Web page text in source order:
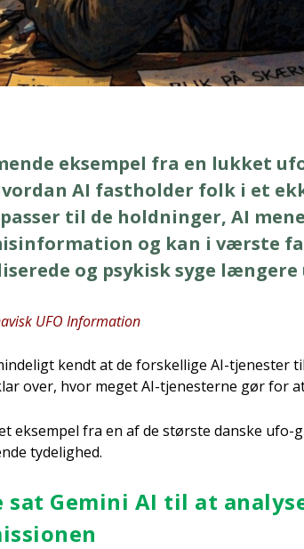
eksem­pel fra en luk­ket
AI fast­hol­der folk i et
til de hold­nin­ger, AI
og kan i vær­ste
og psy­kisk syge læn­ge­re
UFO Infor­ma­tion
kendt at de for­skel­li­ge AI-tje­ne­ster
over, hvor meget AI-tje­ne­ster­ne gør for
eksem­pel fra en af de stør­ste dan­ske ufo-
tyde­lig­hed.
sat Gemi­ni AI til at